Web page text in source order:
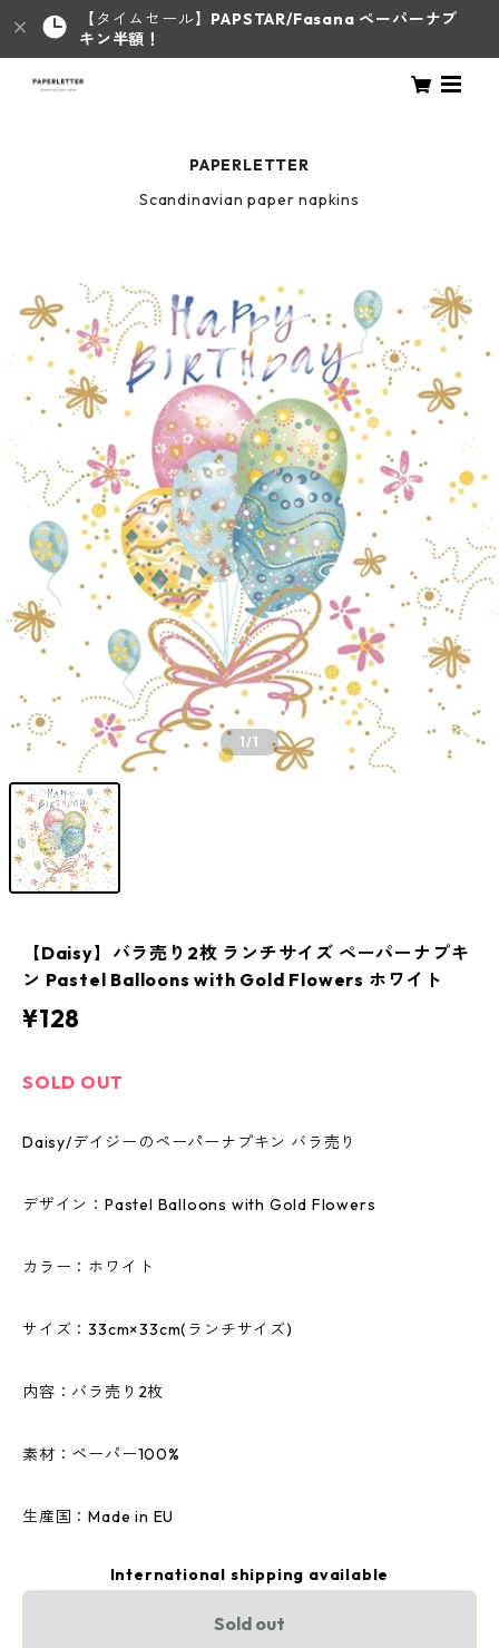
【タイムセール】 PAPSTAR/Fasana ペーパーナプ
キン半額！
PAPERLETTER
Scandinavian paper napkins
1/1
【Daisy】バラ売り2枚 ランチサイズ ペーパーナプキ
ン Pastel Balloons with Gold Flowers ホワイト
¥128
SOLD OUT
Daisy/デイジーのペーパーナプキン バラ売り
デザイン：Pastel Balloons with Gold Flowers
カラー：ホワイト
サイズ：33cm×33cm(ランチサイズ)
内容：バラ売り2枚
素材：ペーパー100%
生産国：Made in EU
International shipping available
Sold out